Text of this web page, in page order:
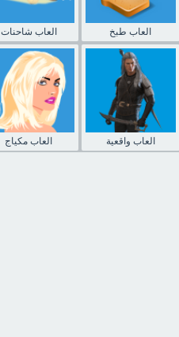
العاب شاحنات العاب طبخ
العاب مكياج العاب واقعية